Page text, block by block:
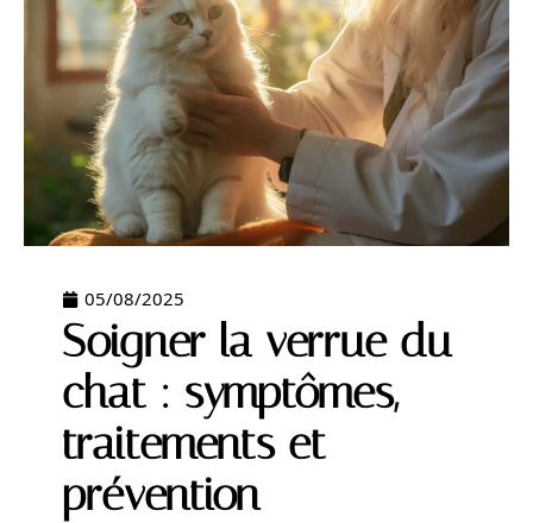
05/08/2025
Soigner la verrue du
chat : symptômes,
traitements et
prévention